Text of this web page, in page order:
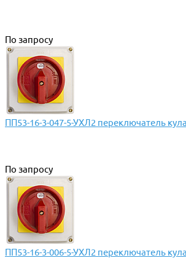
По запросу
ПП53-16-3-047-5-УХЛ2 переключатель
По запросу
ПП53-16-3-006-5-УХЛ2 переключатель